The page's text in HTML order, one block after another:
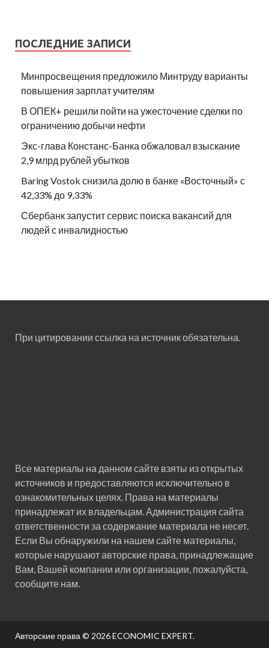
ПОСЛЕДНИЕ ЗАПИСИ
Минпросвещения предложило Минтруду варианты
повышения зарплат учителям
В ОПЕК+ решили пойти на ужесточение сделки по
ограничению добычи нефти
Экс-глава Констанс-Банка обжаловал взыскание
2,9 млрд рублей убытков
Baring Vostok снизила долю в банке «Восточный» с
42,33% до 9,33%
Сбербанк запустит сервис поиска вакансий для
людей с инвалидностью
При цитировании ссылка на источник обязательна.
Все материалы на данном сайте взяты из открытых
источников и предоставляются исключительно в
ознакомительных целях. Права на материалы
принадлежат их владельцам. Администрация сайта
ответственности за содержание материала не несет.
Если Вы обнаружили на нашем сайте материалы,
которые нарушают авторские права, принадлежащие
Вам, Вашей компании или организации, пожалуйста,
сообщите нам.
Авторские права © 2026ECONOMIC EXPERT.